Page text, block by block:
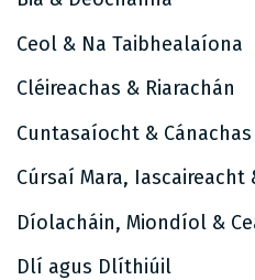
Ceol & Na Taibhealaíona
Cléireachas & Riarachán
Cuntasaíocht & Cánachas
Cúrsaí Mara,
Díolacháin, Miondíol &
Dlí agus Dlíthiúil